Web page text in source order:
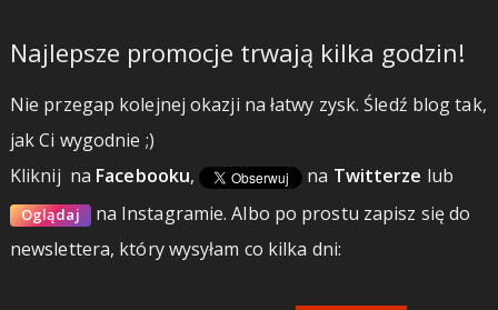
Najlepsze promocje trwają kilka godzin!
Nie przegap kolejnej okazji na łatwy zysk. Śledź blog tak,
jak Ci wygodnie ;)
Kliknij na Facebooku, na Twitterze lub
Oglądaj na Instagramie.Albo po prostu zapisz się do
newslettera, który wysyłam co kilka dni: